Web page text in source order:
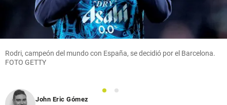
Rodri, campeón del mundo con España, se decidió por el Barcelona.
FOTO GETTY
1
2
John Eric Gómez